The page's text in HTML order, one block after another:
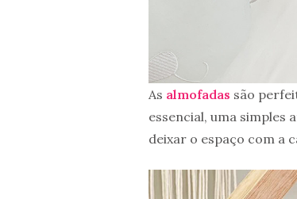
As almofadas são
essencial, uma simples
deixar o espaço com a